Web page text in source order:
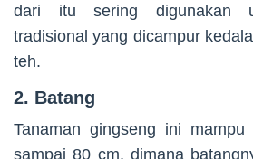
dari itu sering digunakan
tradisional yang dicampur
teh.
2. Batang
Tanaman gingseng ini
sampai 80 cm, dimana